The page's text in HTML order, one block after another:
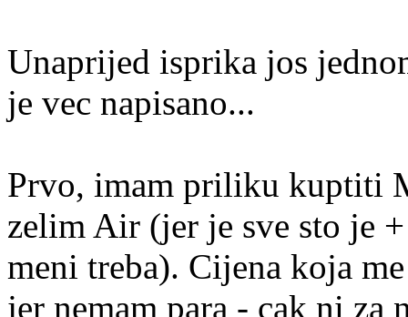
Unaprijed isprika jos
je vec napisano...
Prvo, imam priliku kuptiti
zelim Air (jer je sve sto je
meni treba). Cijena koja
jer nemam para - cak ni